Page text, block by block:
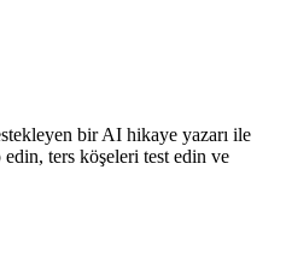
bir AI hikaye yazarı ile
ters köşeleri test edin ve